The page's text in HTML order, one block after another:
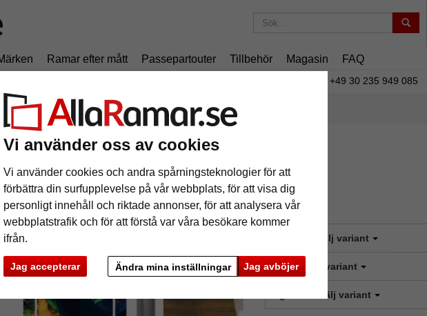
Vi använder oss av cookies
Vi använder cookies och andra spårningsteknologier för att
förbättra din surfupplevelse på vår webbplats, för att visa dig
personligt innehåll och riktade annonser, för att analysera vår
webbplatstrafik och för att förstå var våra besökare kommer
ifrån.
Jag accepterar Jag avböjer
Ändra mina inställningar
Ramar efter mått Passepartouter Tillbehör Magasin FAQ
+49 30 235 949 085
DOMUS 45
DOMUS 45
Välj variant
färg: Välj variant
Välj variant